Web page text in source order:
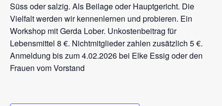
Süss oder salzig. Als Beilage oder Hauptgericht. Die
Vielfalt werden wir kennenlernen und probieren. Ein
Workshop mit Gerda Lober. Unkostenbeitrag für
Lebensmittel 8 €. Nichtmitglieder zahlen zusätzlich 5 €.
Anmeldung bis zum 4.02.2026 bei Elke Essig oder den
Frauen vom Vorstand